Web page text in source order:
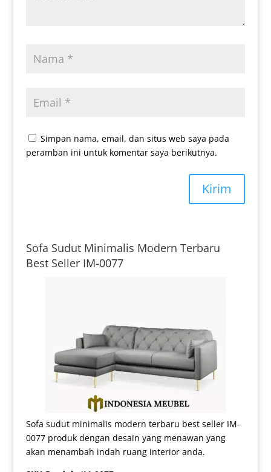
Simpan nama, email, dan situs web saya pada
peramban ini untuk komentar saya berikutnya.
Kirim
Sofa Sudut Minimalis Modern Terbaru
Best Seller IM-0077
Sofa sudut minimalis modern terbaru best seller IM-
0077 produk dengan desain yang menawan yang
akan menambah indah ruang interior anda.